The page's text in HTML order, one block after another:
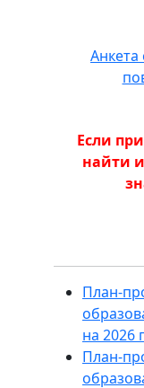
Анкета
Если
найти
План-
на 2026
План-